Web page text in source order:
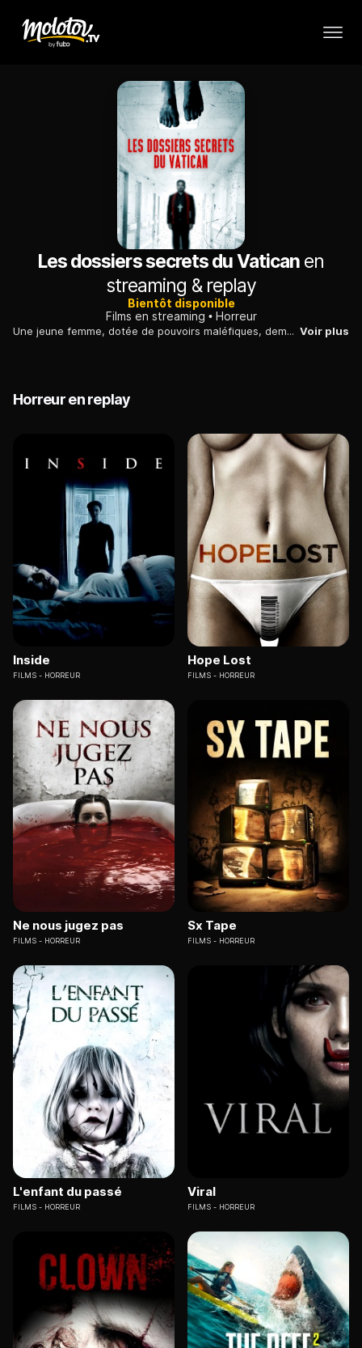
Les dossiers secrets du Vatican en
streaming & replay
Bientôt disponible
Films en streaming
Horreur
Une jeune femme, dotée de pouvoirs maléfiques, demande l'aide de prêtres. Décidés à l'exorciser, ces derniers se heurtent à un démon redoutable et coriace... Voir plus
Horreur en replay
Inside
FILMS HORREUR
Hope Lost
FILMS HORREUR
Ne nous jugez pas
FILMS HORREUR
Sx Tape
FILMS HORREUR
L'enfant du passé
FILMS HORREUR
Viral
FILMS HORREUR